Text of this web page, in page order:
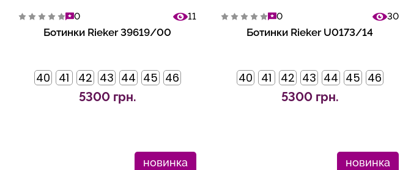
0 11
Ботинки Rieker 39619/00
40 41 42 43 44 45 46
5300 грн.
0 30
Ботинки Rieker U0173/14
40 41 42 43 44 45 46
5300 грн.
новинка новинка